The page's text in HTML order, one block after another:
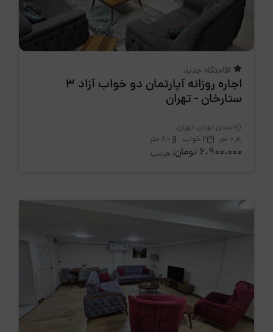
اقامتگاه جدید
اجاره روزانه آپارتمان دو خواب آزاد 3
ستارخان - تهران
استان تهران، تهران
0 نفر
2 خواب 80 متر
6،900،000 تومان / هرشب